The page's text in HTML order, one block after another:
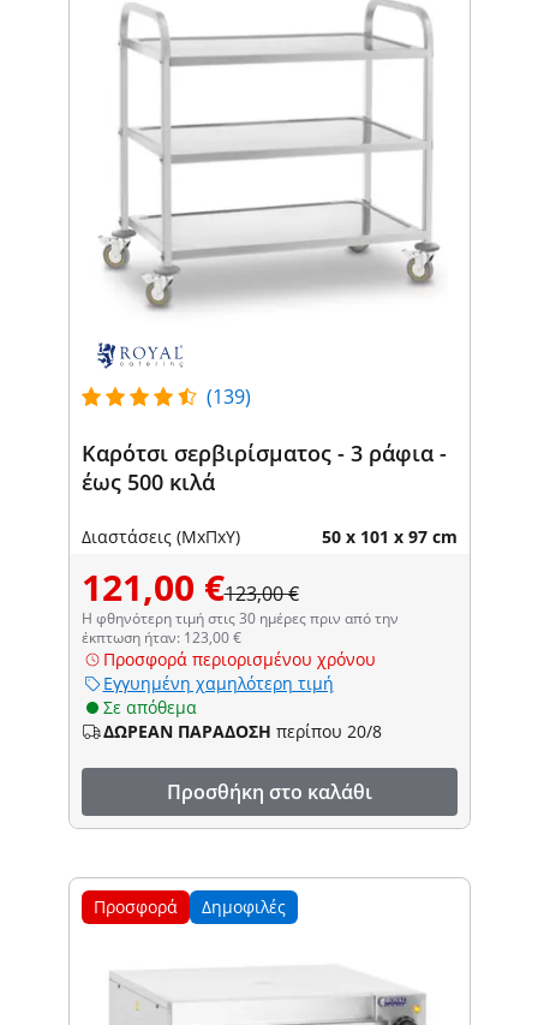
(139)
Καρότσι σερβιρίσματος - 3 ράφια -
έως 500 κιλά
Διαστάσεις (ΜxΠxΥ) 50 x 101 x 97 cm
121,00 €123,00 €
Η φθηνότερη τιμή στις 30 ημέρες πριν από την
έκπτωση ήταν: 123,00 €
Προσφορά περιορισμένου χρόνου
Εγγυημένη χαμηλότερη τιμή
Σε απόθεμα
ΔΩΡΕΑΝ ΠΑΡΑΔΟΣΗ περίπου 20/8
Προσθήκη στο καλάθι
Προσφορά Δημοφιλές